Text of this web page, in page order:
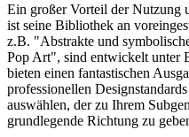
Ein großer Vorteil der Nutzung
ist seine Bibliothek an
z.B. "Abstrakte und
Pop Art", sind entwickelt unter
bieten einen fantastischen
professionellen
auswählen, der zu Ihrem
grundlegende Richtung zu